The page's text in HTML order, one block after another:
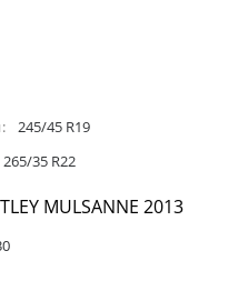
245/45 R19
265/35 R22
MULSANNE 2013